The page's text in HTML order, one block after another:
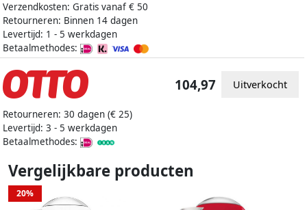
Verzendkosten: Gratis vanaf € 50
Retourneren: Binnen 14 dagen
Levertijd: 1 - 5 werkdagen
Betaalmethodes:
Retourneren: 30 dagen (€ 25)
Levertijd: 3 - 5 werkdagen
Betaalmethodes:
104,97 Uitverkocht
Vergelijkbare producten
20%